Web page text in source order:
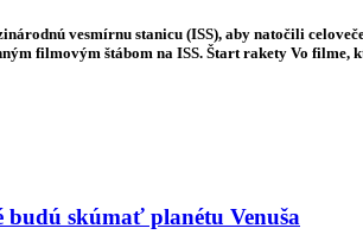
vesmírnu stanicu (ISS), aby natočili
filmovým štábom na ISS. Štart rakety Vo
skúmať planétu Venuša